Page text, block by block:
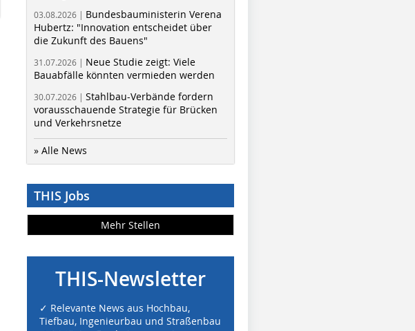
03.08.2026 | Bundesbauministerin Verena
Hubertz: "Innovation entscheidet über
die Zukunft des Bauens"
31.07.2026 | Neue Studie zeigt: Viele
Bauabfälle könnten vermieden werden
30.07.2026 | Stahlbau-Verbände fordern
vorausschauende Strategie für Brücken
und Verkehrsnetze
» Alle News
THIS Jobs
Mehr Stellen
THIS-Newsletter
✓ Relevante News aus Hochbau,
Tiefbau, Ingenieurbau und Straßenbau